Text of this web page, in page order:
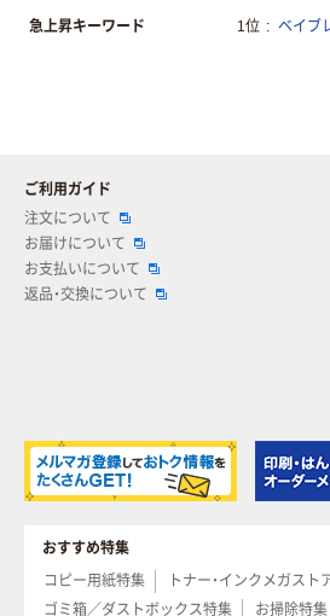
急上昇キーワード 1位 ベイブ
ご利用ガイド
注文について
お届けについて
お支払いについて
返品・交換について
おすすめ特集
コピー用紙特集
トナー・インクメガスト
ゴミ箱／ダストボックス特集
お掃除特集